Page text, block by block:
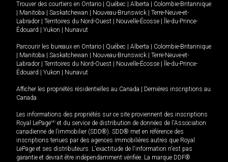
Trouver des courtiers en Ontario Québec Alberta
Colombie-Britannique
Manitoba Saskatchewan Nouveau-Brunswick
Terre-Neuve-et-
Labrador
Territoires du Nord-Ouest Nouvelle-Écosse
Île-du-Prince-
Édouard
Yukon Nunavut
Parcourir les bureaux en Ontario Québec Alberta
Colombie-Britannique
Manitoba Saskatchewan Nouveau-Brunswick
Terre-Neuve-et-
Labrador
Territoires du Nord-Ouest Nouvelle-Écosse
Île-du-Prince-
Édouard
Yukon Nunavut
Afficher les propriétés résidentielles au Canada
Dernières inscriptions au
Canada
Les informations des propriétés sur ce site proviennent des inscriptions
Royal LePageMD et du service de distribution de données de l'Association
canadienne de l’immobilier (SDD®). SDD® met en référence des
inscriptions tenues par des agences immobilières autres que Royal
LePage et ses distributeurs. L'exactitude de l'information n'est pas
garantie et devrait être indépendamment vérifiée. La marque DDF®